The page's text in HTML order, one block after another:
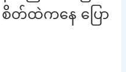
တ်ထဲကနေ ပြော